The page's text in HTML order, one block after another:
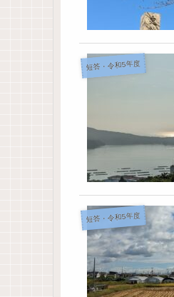
短答・令和5年度
短答・令和5年度